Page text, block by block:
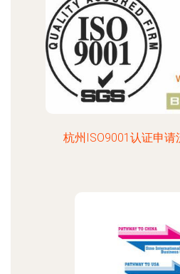
杭州ISO9001认证申